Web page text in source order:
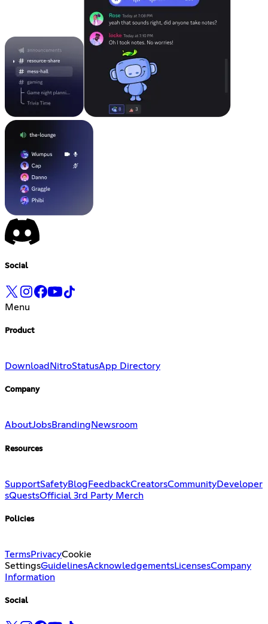
Social
Menu
Product
Download NitroStatusApp Directory
Company
AboutJobsBranding Newsroom
Resources
SupportSafetyBlog FeedbackCreatorsCommunityDeveloper
sQuestsOfficial 3rd Party Merch
Policies
TermsPrivacyCookie
SettingsGuidelinesAcknowledgementsLicensesCompany
Information
Social